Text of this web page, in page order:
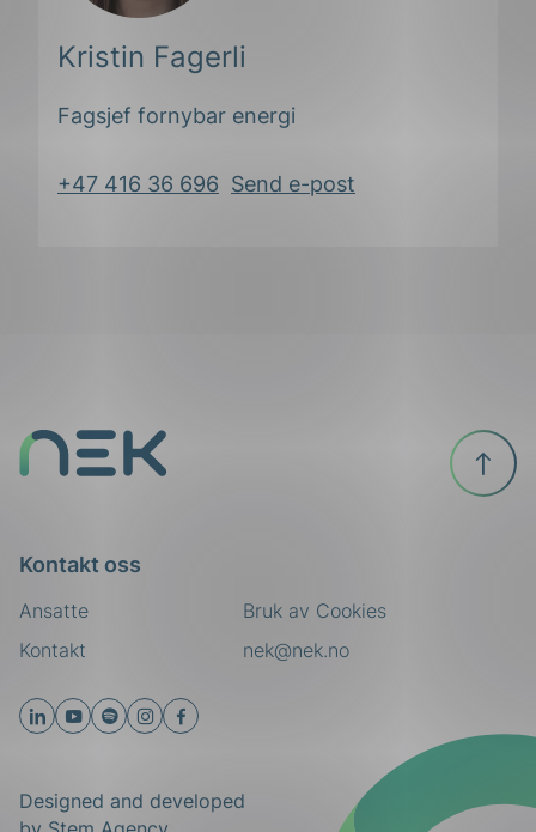
Kristin Fagerli
Fagsjef fornybar energi
+47 416 36 696 Send e-post
Kontakt oss
Ansatte
nek@nek.no
Kontakt
Bruk av Cookies
Designed and developed
Til
toppen